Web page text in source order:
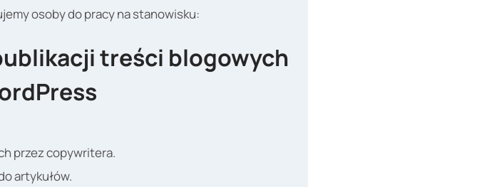
osoby do pracy na stanowisku:
treści blogowych
przez copywritera.
artykułów.